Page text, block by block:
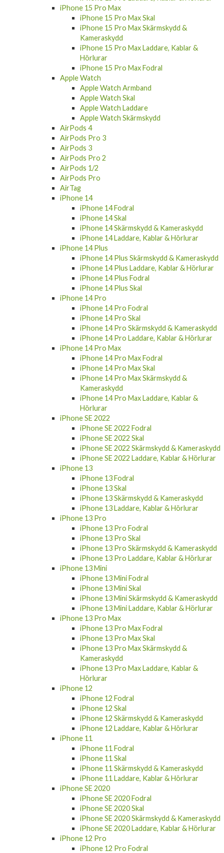
iPhone 15 Pro Max
iPhone 15 Pro Max Skal
iPhone 15 Pro Max Skärmskydd &
Kameraskydd
iPhone 15 Pro Max Laddare, Kablar &
Hörlurar
iPhone 15 Pro Max Fodral
Apple Watch
Apple Watch Armband
Apple Watch Skal
Apple Watch Laddare
Apple Watch Skärmskydd
AirPods 4
AirPods Pro 3
AirPods 3
AirPods Pro 2
AirPods 1/2
AirPods Pro
AirTag
iPhone 14
iPhone 14 Fodral
iPhone 14 Skal
iPhone 14 Skärmskydd & Kameraskydd
iPhone 14 Laddare, Kablar & Hörlurar
iPhone 14 Plus
iPhone 14 Plus Skärmskydd & Kameraskydd
iPhone 14 Plus Laddare, Kablar & Hörlurar
iPhone 14 Plus Fodral
iPhone 14 Plus Skal
iPhone 14 Pro
iPhone 14 Pro Fodral
iPhone 14 Pro Skal
iPhone 14 Pro Skärmskydd & Kameraskydd
iPhone 14 Pro Laddare, Kablar & Hörlurar
iPhone 14 Pro Max
iPhone 14 Pro Max Fodral
iPhone 14 Pro Max Skal
iPhone 14 Pro Max Skärmskydd &
Kameraskydd
iPhone 14 Pro Max Laddare, Kablar &
Hörlurar
iPhone SE 2022
iPhone SE 2022 Fodral
iPhone SE 2022 Skal
iPhone SE 2022 Skärmskydd & Kameraskydd
iPhone SE 2022 Laddare, Kablar & Hörlurar
iPhone 13
iPhone 13 Fodral
iPhone 13 Skal
iPhone 13 Skärmskydd & Kameraskydd
iPhone 13 Laddare, Kablar & Hörlurar
iPhone 13 Pro
iPhone 13 Pro Fodral
iPhone 13 Pro Skal
iPhone 13 Pro Skärmskydd & Kameraskydd
iPhone 13 Pro Laddare, Kablar & Hörlurar
iPhone 13 Mini
iPhone 13 Mini Fodral
iPhone 13 Mini Skal
iPhone 13 Mini Skärmskydd & Kameraskydd
iPhone 13 Mini Laddare, Kablar & Hörlurar
iPhone 13 Pro Max
iPhone 13 Pro Max Fodral
iPhone 13 Pro Max Skal
iPhone 13 Pro Max Skärmskydd &
Kameraskydd
iPhone 13 Pro Max Laddare, Kablar &
Hörlurar
iPhone 12
iPhone 12 Fodral
iPhone 12 Skal
iPhone 12 Skärmskydd & Kameraskydd
iPhone 12 Laddare, Kablar & Hörlurar
iPhone 11
iPhone 11 Fodral
iPhone 11 Skal
iPhone 11 Skärmskydd & Kameraskydd
iPhone 11 Laddare, Kablar & Hörlurar
iPhone SE 2020
iPhone SE 2020 Fodral
iPhone SE 2020 Skal
iPhone SE 2020 Skärmskydd & Kameraskydd
iPhone SE 2020 Laddare, Kablar & Hörlurar
iPhone 12 Pro
iPhone 12 Pro Fodral